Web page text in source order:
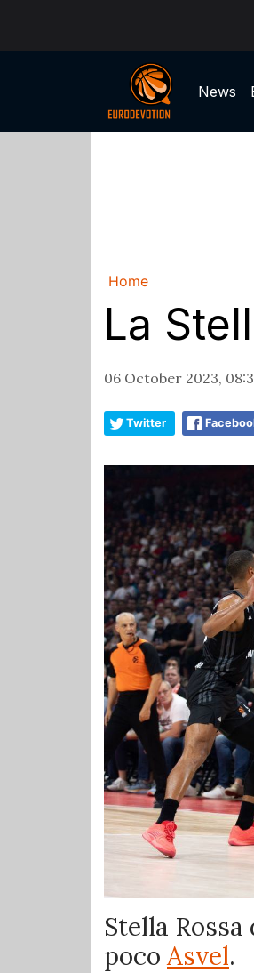
News
Home
La
06 October 2023,
Twitter
Stella
pocoAsvel.